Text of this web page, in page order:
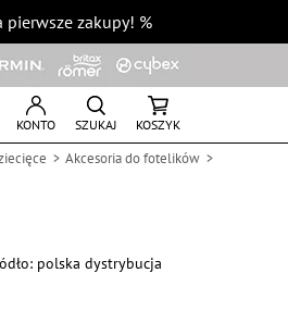
pierwsze zakupy! %
KONTO SZUKAJ KOSZYK
Akcesoria do fotelików
polska dystrybucja